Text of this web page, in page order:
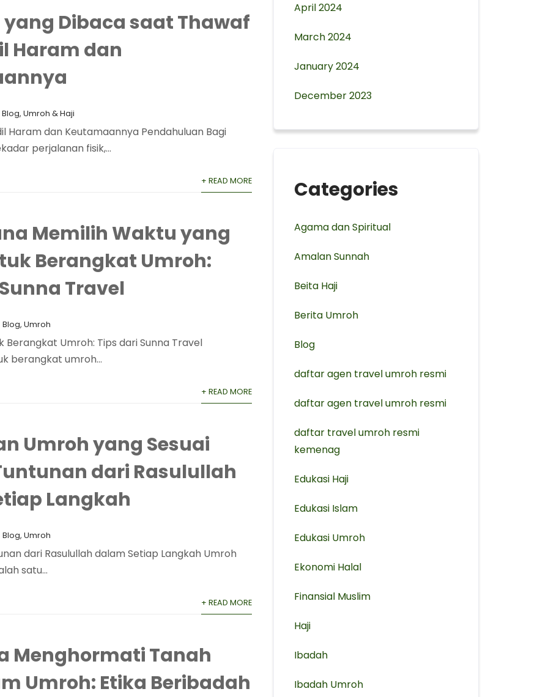
yang Dibaca saat Thawaf
Haram dan
Blog, Umroh & Haji
Haram dan Keutamaannya Pendahuluan Bagi
perjalanan fisik,...
+ READ MORE
Memilih Waktu yang
Berangkat Umroh:
Travel
Blog, Umroh
Umroh: Tips dari Sunna Travel
berangkat umroh...
+ READ MORE
Umroh yang Sesuai
dari Rasulullah
Langkah
Blog, Umroh
dari Rasulullah dalam Setiap Langkah Umroh
satu...
+ READ MORE
Menghormati Tanah
Umroh: Etika Beribadah
April 2024
March 2024
January 2024
December 2023
Categories
Agama dan Spiritual
Amalan Sunnah
Beita Haji
Berita Umroh
Blog
daftar agen travel umroh resmi
⁠daftar agen travel umroh resmi
daftar travel umroh resmi
kemenag
Edukasi Haji
Edukasi Islam
Edukasi Umroh
Ekonomi Halal
Finansial Muslim
Haji
Ibadah
Ibadah Umroh